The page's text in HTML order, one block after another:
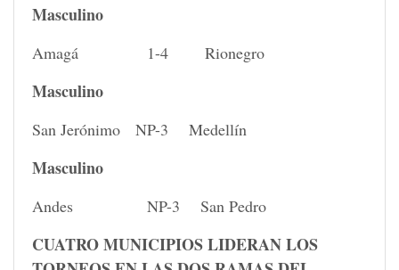
Masculino
Amagá 1-4 Rionegro
Masculino
San Jerónimo NP-3 Medellín
Masculino
Andes NP-3 San Pedro
CUATRO MUNICIPIOS LIDERAN LOS